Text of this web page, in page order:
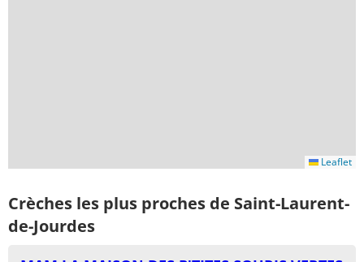
Leaflet
Crèches les plus proches de Saint-Laurent-
de-Jourdes